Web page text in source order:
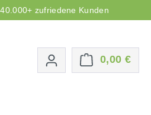
zufriedene Kunden
0,00 €